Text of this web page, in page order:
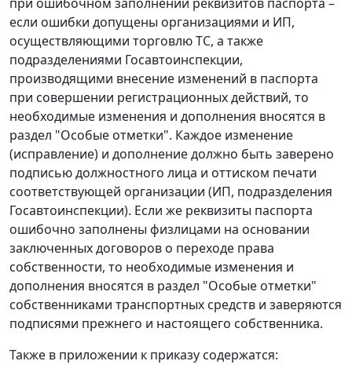
если ошибки допущены организациями и ИП,
осуществляющими торговлю ТС, а также
подразделениями Госавтоинспекции,
производящими внесение изменений в паспорта
при совершении регистрационных действий, то
необходимые изменения и дополнения вносятся в
раздел "Особые отметки". Каждое изменение
(исправление) и дополнение должно быть заверено
подписью должностного лица и оттиском печати
соответствующей организации (ИП, подразделения
Госавтоинспекции). Если же реквизиты паспорта
ошибочно заполнены физлицами на основании
заключенных договоров о переходе права
собственности, то необходимые изменения и
дополнения вносятся в раздел "Особые отметки"
собственниками транспортных средств и заверяются
подписями прежнего и настоящего собственника.
Также в приложении к приказу содержатся: